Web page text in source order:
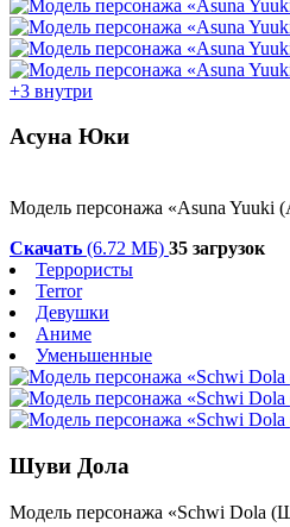
+3 внутри
Асуна Юки
Модель персонажа «Asuna Yuuki
Скачать (6.72 МБ) 35 загрузок
Террористы
Terror
Девушки
Аниме
Уменьшенные
Шуви Дола
Модель персонажа «Schwi Dola